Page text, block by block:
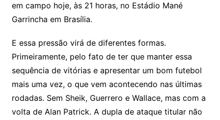
em campo hoje, às 21 horas, no Estádio Mané
Garrincha em Brasília.
E essa pressão virá de diferentes formas.
Primeiramente, pelo fato de ter que manter essa
sequência de vitórias e apresentar um bom futebol
mais uma vez, o que vem acontecendo nas últimas
rodadas. Sem Sheik, Guerrero e Wallace, mas com a
volta de Alan Patrick. A dupla de ataque titular não